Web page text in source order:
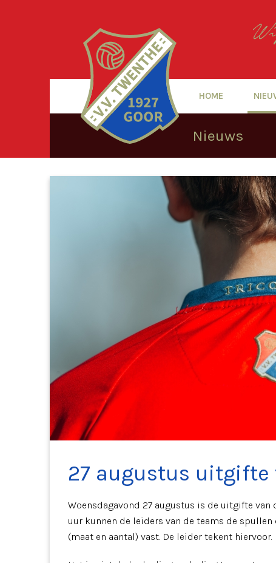
HOME
Nieuws
27 augustus uitgifte
Woensdagavond 27 augustus is de uitgifte van
uur kunnen de leiders van de teams de
(maat en aantal) vast. De leider tekent hiervoor.